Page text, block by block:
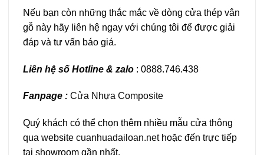
Nếu bạn còn những thắc mắc về dòng cửa thép vân
gỗ này hãy liên hệ ngay với chúng tôi để được giải
đáp và tư vấn báo giá.
Liên hệ số Hotline & zalo : 0888.746.438
Fanpage : Cửa Nhựa Composite
Quý khách có thể chọn thêm nhiều mẫu cửa thông
qua website cuanhuadailoan.nethoặc đến trực tiếp
tại showroom gần nhất.